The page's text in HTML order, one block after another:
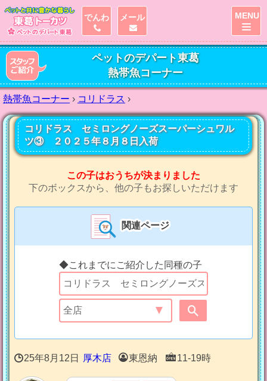
ペットのデパート東葛
熱帯魚コーナー
熱帯魚コーナー › コリドラス ›
コリドラス セミロングノーズスーパーシュワル
ツ③ ２０２５年８月８日入荷
この子はおうちが決まりました
下のボックスから、他の子もお探しいただけます
関連ページ
◆これまでにご紹介した同種の子
25年8月12日 厚木店 東恩納 11-19時
でんわ メール MENU